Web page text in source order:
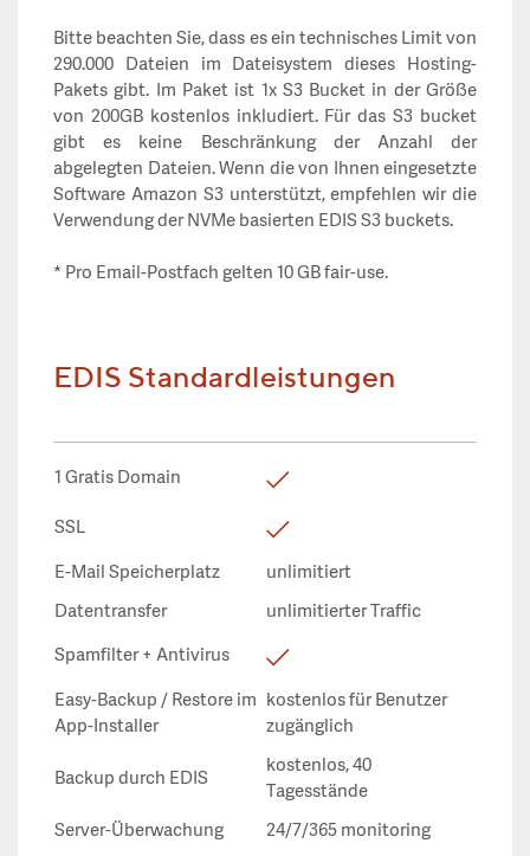
Bitte beachten Sie, dass es ein technisches Limit von
290.000 Dateien im Dateisystem dieses Hosting-
Pakets gibt. Im Paket ist 1x S3 Bucket in der Größe
von 200GB kostenlos inkludiert. Für das S3 bucket
gibt es keine Beschränkung der Anzahl der
abgelegten Dateien. Wenn die von Ihnen eingesetzte
Software Amazon S3 unterstützt, empfehlen wir die
Verwendung der NVMe basierten EDIS S3 buckets.
* Pro Email-Postfach gelten 10 GB fair-use.
EDIS Standardleistungen
1 Gratis Domain
SSL
E-Mail Speicherplatz
unlimitiert
Datentransfer
unlimitierter Traffic
Spamfilter + Antivirus
Easy-Backup / Restore im
App-Installer
kostenlos für Benutzer
zugänglich
Backup durch EDIS
kostenlos, 40
Tagesstände
Server-Überwachung
24/7/365 monitoring